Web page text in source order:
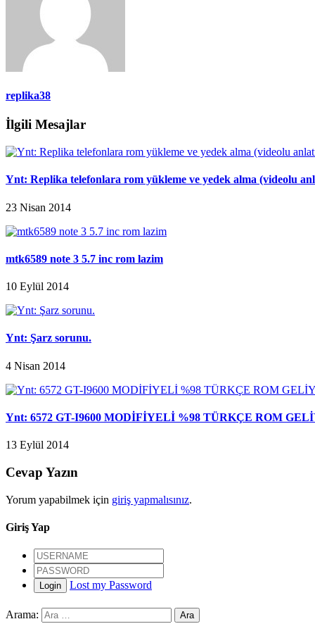
replika38
İlgili Mesajlar
Ynt: Replika telefonlara rom yükleme ve yedek alma (videolu
23 Nisan 2014
mtk6589 note 3 5.7 inc rom lazim
10 Eylül 2014
Ynt: Şarz sorunu.
4 Nisan 2014
Ynt: 6572 GT-I9600 MODİFİYELİ %98 TÜRKÇE ROM
13 Eylül 2014
Cevap Yazın
Yorum yapabilmek için giriş yapmalısınız.
Giriş Yap
Login Lost my Password
Arama: